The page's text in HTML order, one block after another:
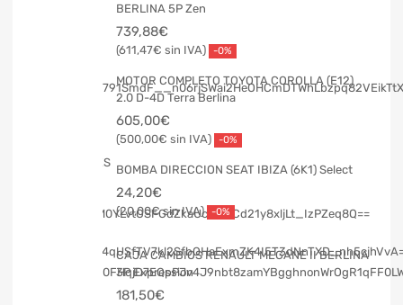
BERLINA 5P Zen
739,88€
611,47€ -0%
MOTOR COMPLETO TOYOTA COROLLA (E12)
2.0 D-4D Terra Berlina
605,00€
500,00€ -0%
BOMBA DIRECCION SEAT IBIZA (6K1) Select
24,20€
20,00€ -0%
CAJA CAMBIOS RENAULT MEGANE II BERLINA
3P Expression
181,50€